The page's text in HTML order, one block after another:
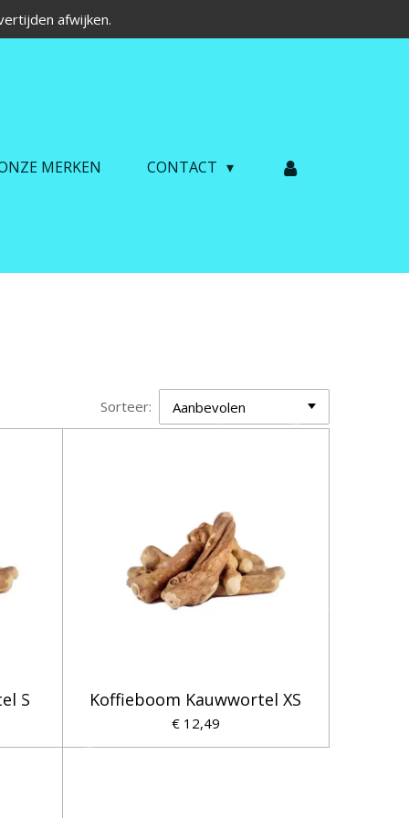
afwijken.
MERKEN CONTACT
Sorteer:
S Koffieboom Kauwwortel XS
€ 12,49